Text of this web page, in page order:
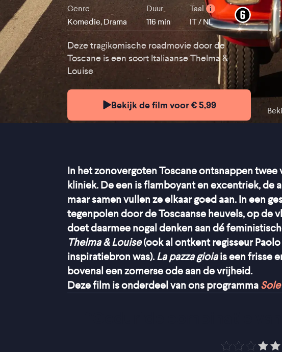
Genre
Komedie, Drama
Duur
116 min
Taal i
IT / NL
Deze tragikomische roadmovie door de
Toscane is een soort Italiaanse Thelma &
Louise
Bekijk de film voor € 5,99
In het zonovergoten Toscane ontsnappen
kliniek. De een is flamboyant en excentriek, de
maar samen vullen ze elkaar goed aan. In een
tegenpolen door de Toscaanse heuvels, op de
doet daarmee nogal denken aan dé
Thelma & Louise(ook al ontkent regisseur
inspiratiebron was). La pazza gioiais een frisse
bovenal een zomerse ode aan de vrijheid.
Deze film is onderdeel van ons programma Sole